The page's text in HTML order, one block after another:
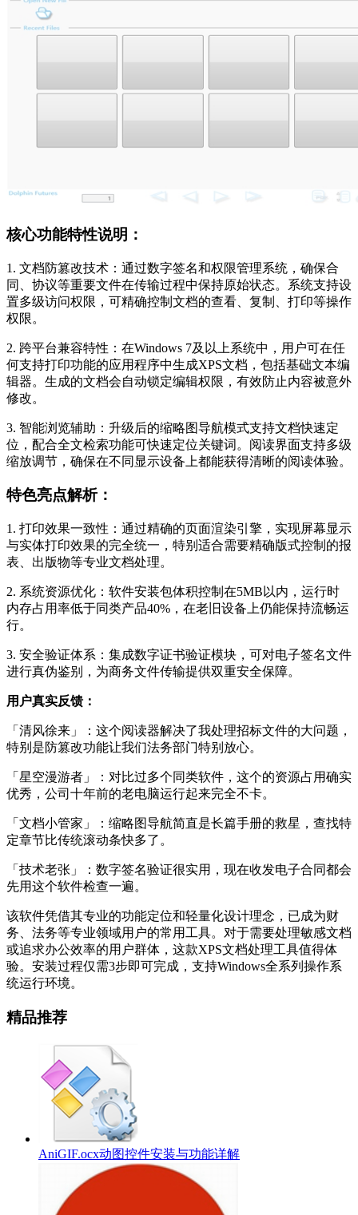
核心功能特性说明：
1. 文档防篡改技术：通过数字签名和权限管理系统，确保合
同、协议等重要文件在传输过程中保持原始状态。系统支持设
置多级访问权限，可精确控制文档的查看、复制、打印等操作
权限。
2. 跨平台兼容特性：在Windows 7及以上系统中，用户可在任
何支持打印功能的应用程序中生成XPS文档，包括基础文本编
辑器。生成的文档会自动锁定编辑权限，有效防止内容被意外
修改。
3. 智能浏览辅助：升级后的缩略图导航模式支持文档快速定
位，配合全文检索功能可快速定位关键词。阅读界面支持多级
缩放调节，确保在不同显示设备上都能获得清晰的阅读体验。
特色亮点解析：
1. 打印效果一致性：通过精确的页面渲染引擎，实现屏幕显示
与实体打印效果的完全统一，特别适合需要精确版式控制的报
表、出版物等专业文档处理。
2. 系统资源优化：软件安装包体积控制在5MB以内，运行时
内存占用率低于同类产品40%，在老旧设备上仍能保持流畅运
行。
3. 安全验证体系：集成数字证书验证模块，可对电子签名文件
进行真伪鉴别，为商务文件传输提供双重安全保障。
用户真实反馈：
「清风徐来」：这个阅读器解决了我处理招标文件的大问题，
特别是防篡改功能让我们法务部门特别放心。
「星空漫游者」：对比过多个同类软件，这个的资源占用确实
优秀，公司十年前的老电脑运行起来完全不卡。
「文档小管家」：缩略图导航简直是长篇手册的救星，查找特
定章节比传统滚动条快多了。
「技术老张」：数字签名验证很实用，现在收发电子合同都会
先用这个软件检查一遍。
该软件凭借其专业的功能定位和轻量化设计理念，已成为财
务、法务等专业领域用户的常用工具。对于需要处理敏感文档
或追求办公效率的用户群体，这款XPS文档处理工具值得体
验。安装过程仅需3步即可完成，支持Windows全系列操作系
统运行环境。
精品推荐
AniGIF.ocx动图控件安装与功能详解